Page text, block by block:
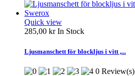
Quick view
285,00 krIn Stock
Ljusmanschett för blockljus i vitt ,...
0 Review(s)